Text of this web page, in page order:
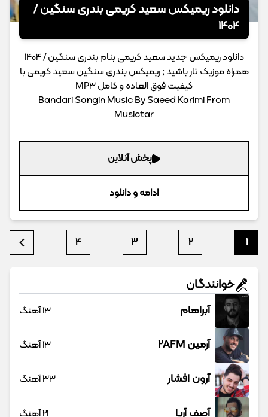
دانلود ریمیکس سعید کریمی بندری سنگین /
1404
دانلود ریمیکس جدید سعید کریمی بنام بندری سنگین / 1404
همراه موزیک تار باشید ; ریمیکس بندری سنگین سعید کریمی با
کیفیت فوق العاده و کامل MP3
Bandari Sangin Music By Saeed Karimi From
Musictar
پخش آنلاین
ادامه و دانلود
1
2
3
4
خوانندگان
آبراهام 13 آهنگ
آرمین 2AFM 13 آهنگ
آرون افشار 33 آهنگ
آصف آریا 21 آهنگ